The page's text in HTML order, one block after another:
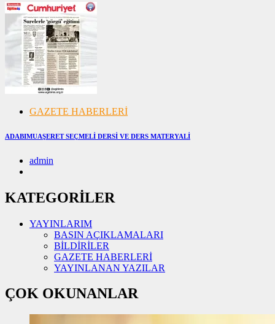
GAZETE HABERLERİ
ADABIMUAŞERET SEÇMELİ DERSİ VE DERS MATERYALİ
admin
KATEGORİLER
YAYINLARIM
BASIN AÇIKLAMALARI
BİLDİRİLER
GAZETE HABERLERİ
YAYINLANAN YAZILAR
ÇOK OKUNANLAR